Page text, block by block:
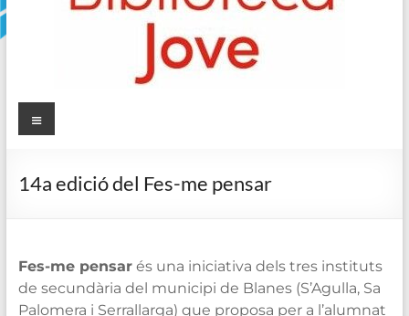
Sala
Biblioteca
Menú
14a edició del Fes-me pensar
Fes-me pensarés una iniciativa dels tres instituts
de secundària del municipi de Blanes (S’Agulla, Sa
Palomera i Serrallarga) que proposa per a l’alumnat